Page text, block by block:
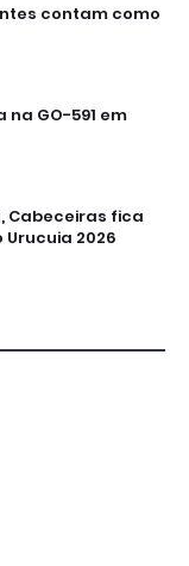
contam como
GO-591 em
Cabeceiras fica
2026